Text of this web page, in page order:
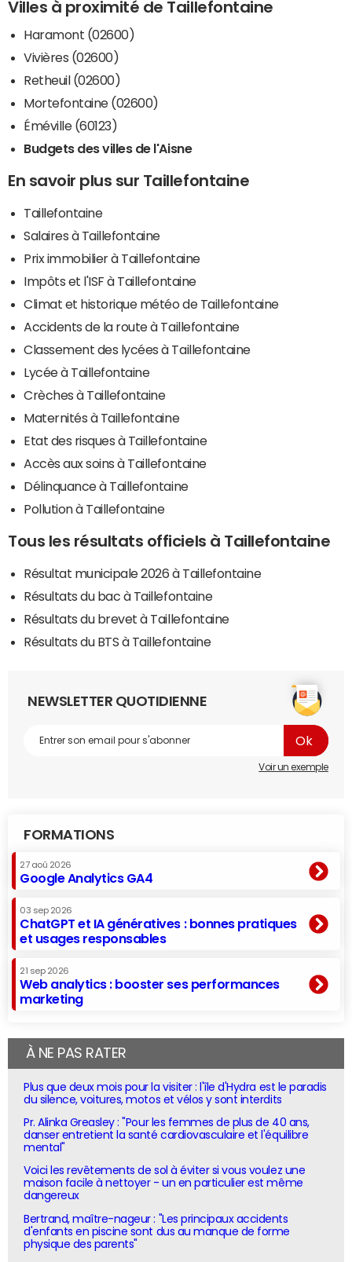
Villes à proximité de Taillefontaine
Haramont (02600)
Vivières (02600)
Retheuil (02600)
Mortefontaine (02600)
Éméville (60123)
Budgets des villes de l'Aisne
En savoir plus sur Taillefontaine
Taillefontaine
Salaires à Taillefontaine
Prix immobilier à Taillefontaine
Impôts et l'ISF à Taillefontaine
Climat et historique météo de Taillefontaine
Accidents de la route à Taillefontaine
Classement des lycées à Taillefontaine
Lycée à Taillefontaine
Crèches à Taillefontaine
Maternités à Taillefontaine
Etat des risques à Taillefontaine
Accès aux soins à Taillefontaine
Délinquance à Taillefontaine
Pollution à Taillefontaine
Tous les résultats officiels à Taillefontaine
Résultat municipale 2026 à Taillefontaine
Résultats du bac à Taillefontaine
Résultats du brevet à Taillefontaine
Résultats du BTS à Taillefontaine
NEWSLETTER QUOTIDIENNE
Voir un exemple
FORMATIONS
27 aoû 2026
Google Analytics GA4
03 sep 2026
ChatGPT et IA génératives : bonnes pratiques
et usages responsables
21 sep 2026
Web analytics : booster ses performances
marketing
À NE PAS RATER
Plus que deux mois pour la visiter : l'île d'Hydra est le paradis
du silence, voitures, motos et vélos y sont interdits
Pr. Alinka Greasley : "Pour les femmes de plus de 40 ans,
danser entretient la santé cardiovasculaire et l'équilibre
mental"
Voici les revêtements de sol à éviter si vous voulez une
maison facile à nettoyer - un en particulier est même
dangereux
Bertrand, maître-nageur : "Les principaux accidents
d'enfants en piscine sont dus au manque de forme
physique des parents"